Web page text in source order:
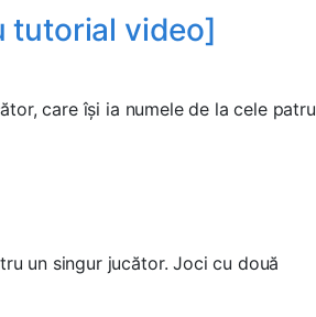
tutorial video]
care își ia numele de la cele patru
un singur jucător. Joci cu două